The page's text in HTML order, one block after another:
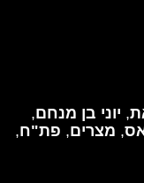
, יוני בן מנחם,
, מצרים, פת"ח,